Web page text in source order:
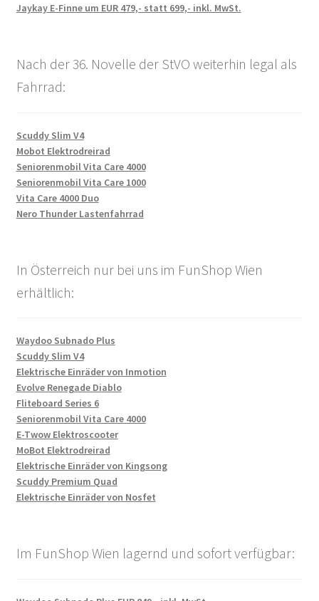
Jaykay E-Finne um EUR 479,- statt 699,- inkl. MwSt.
Nach der 36. Novelle der StVO weiterhin legal als
Fahrrad:
Scuddy Slim V4
Mobot Elektrodreirad
Seniorenmobil Vita Care 4000
Seniorenmobil Vita Care 1000
Vita Care 4000 Duo
Nero Thunder Lastenfahrrad
In Österreich nur bei uns im FunShop Wien
erhältlich:
Waydoo Subnado Plus
Scuddy Slim V4
Elektrische Einräder von Inmotion
Evolve Renegade Diablo
Fliteboard Series 6
Seniorenmobil Vita Care 4000
E-Twow Elektroscooter
MoBot Elektrodreirad
Elektrische Einräder von Kingsong
Scuddy Premium Quad
Elektrische Einräder von Nosfet
Im FunShop Wien lagernd und sofort verfügbar: